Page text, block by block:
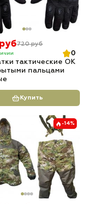
720 руб
0
тактические OK
пальцами
Купить
-14%